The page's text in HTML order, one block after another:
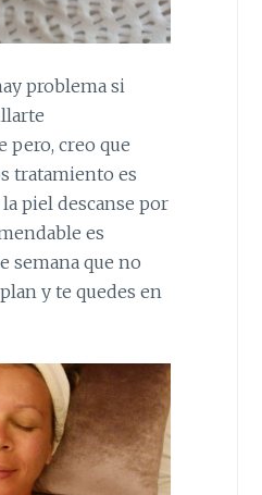
problema si
pero, creo que
tratamiento es
piel descanse por
es
semana que no
y te quedes en